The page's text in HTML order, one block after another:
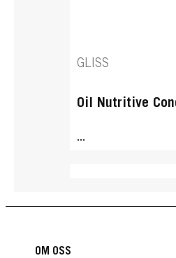
GLISS
Oil Nutritive
...
OM OSS